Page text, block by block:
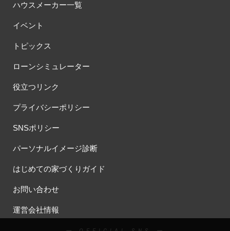
ハウスメーカー一覧
イベント
トピックス
ローンシミュレーター
役立つリンク
プライバシーポリシー
SNSポリシー
パーソナルイメージ診断
はじめての家づくりガイド
お問い合わせ
運営会社情報